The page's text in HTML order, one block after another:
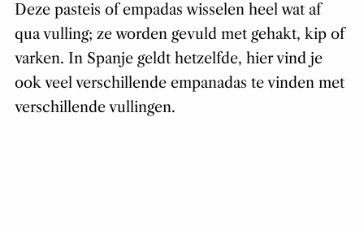
Deze pasteis of empadas wisselen heel wat af
qua vulling; ze worden gevuld met gehakt, kip of
varken. In Spanje geldt hetzelfde, hier vind je
ook veel verschillende empanadas te vinden met
verschillende vullingen.